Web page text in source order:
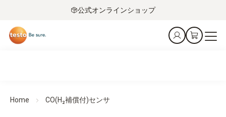
公式オンラインショップ
Home CO(H₂補償付)センサ